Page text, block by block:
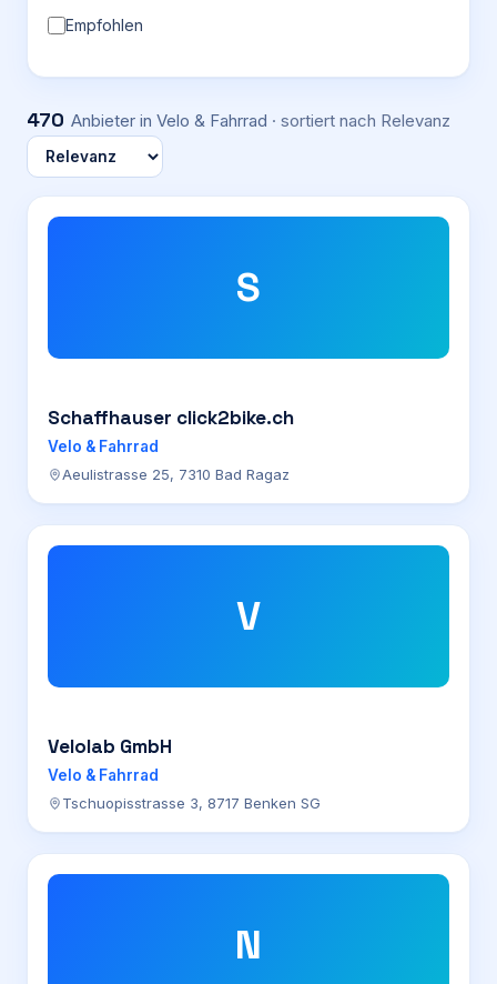
Empfohlen
470 Anbieter in Velo & Fahrrad · sortiert nach Relevanz
S
Schaffhauser click2bike.ch
Velo & Fahrrad
Aeulistrasse 25, 7310 Bad Ragaz
V
Velolab GmbH
Velo & Fahrrad
Tschuopisstrasse 3, 8717 Benken SG
N